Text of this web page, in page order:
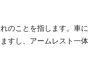
のことを指します。車に
すし、アームレスト一体